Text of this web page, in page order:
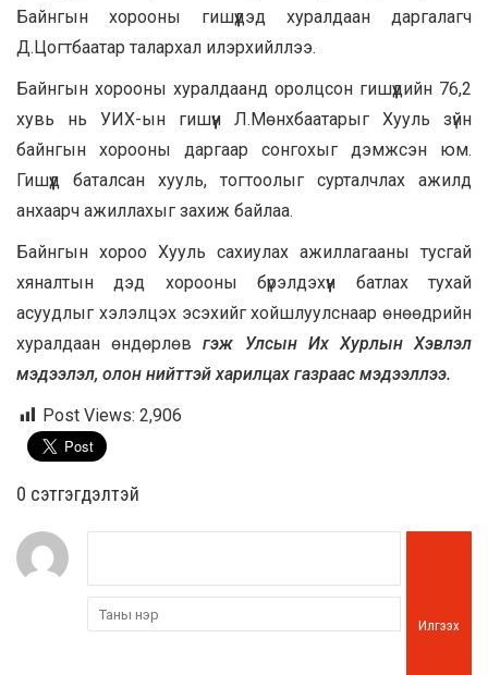
Байнгын хорооны гишүүдэд хуралдаан даргалагч
Д.Цогтбаатар талархал илэрхийллээ.
Байнгын хорооны хуралдаанд оролцсон гишүүдийн 76,2
хувь нь УИХ-ын гишүүн Л.Мөнхбаатарыг Хууль зүйн
байнгын хорооны даргаар сонгохыг дэмжсэн юм.
Гишүүд баталсан хууль, тогтоолыг сурталчлах ажилд
анхаарч ажиллахыг захиж байлаа.
Байнгын хороо Хууль сахиулах ажиллагааны тусгай
хяналтын дэд хорооны бүрэлдэхүүн батлах тухай
асуудлыг хэлэлцэх эсэхийг хойшлуулснаар өнөөдрийн
хуралдаан өндөрлөвгэж Улсын Их Хурлын Хэвлэл
мэдээлэл, олон нийттэй харилцах газраас мэдээллээ.
Post Views: 2,906
0 cэтгэгдэлтэй
Илгээх